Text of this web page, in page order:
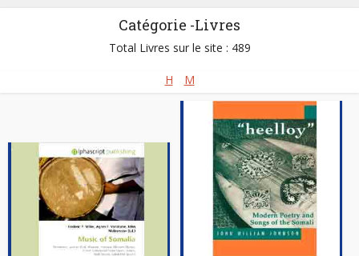
Catégorie -Livres
Total Livres sur le site : 489
H M